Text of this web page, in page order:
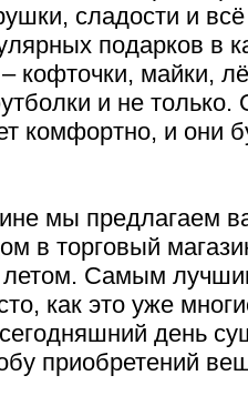
сладости и
подарков в
майки,
и не
комфортно, и они
мы предлагаем
в торговый
летом. Самым
как это уже
день
приобретений